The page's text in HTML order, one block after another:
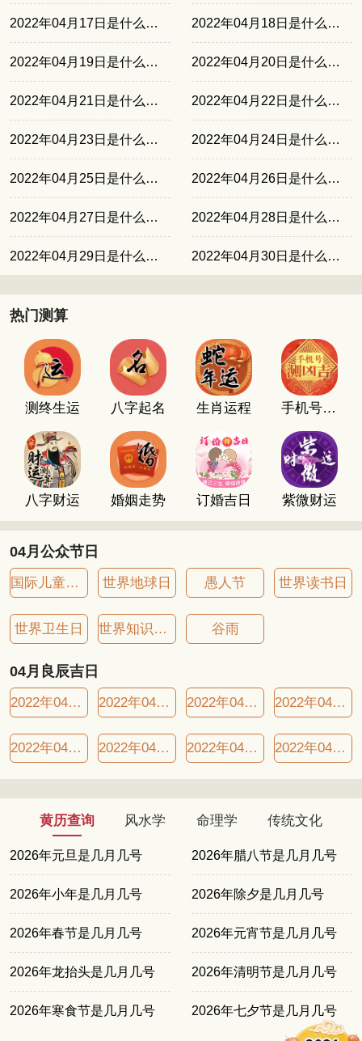
2022年04月17日是什么日子 2022年04月18日是什么日子
2022年04月19日是什么日子 2022年04月20日是什么日子
2022年04月21日是什么日子 2022年04月22日是什么日子
2022年04月23日是什么日子 2022年04月24日是什么日子
2022年04月25日是什么日子 2022年04月26日是什么日子
2022年04月27日是什么日子 2022年04月28日是什么日子
2022年04月29日是什么日子 2022年04月30日是什么日子
热门测算
测终生运 八字起名 生肖运程 手机号码测吉凶
八字财运 婚姻走势 订婚吉日 紫微财运
04月公众节日
国际儿童图书日 世界地球日 愚人节 世界读书日
世界卫生日 世界知识产权日 谷雨
04月良辰吉日
2022年04月01日良辰吉日 2022年04月03日良辰吉日 2022年04月07日良辰吉日 2022年04月09日良辰吉日
2022年04月14日良辰吉日 2022年04月19日良辰吉日 2022年04月20日良辰吉日 2022年04月23日良辰吉日
黄历查询 风水学 命理学 传统文化
2026年元旦是几月几号 2026年腊八节是几月几号
2026年小年是几月几号 2026年除夕是几月几号
2026年春节是几月几号 2026年元宵节是几月几号
2026年龙抬头是几月几号 2026年清明节是几月几号
2026年寒食节是几月几号 2026年七夕节是几月几号